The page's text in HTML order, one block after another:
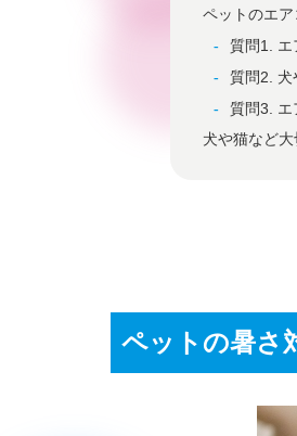
ペットのエ
質問1. エ
質問2. 犬
質問3. エ
犬や猫など
ペットの暑さ